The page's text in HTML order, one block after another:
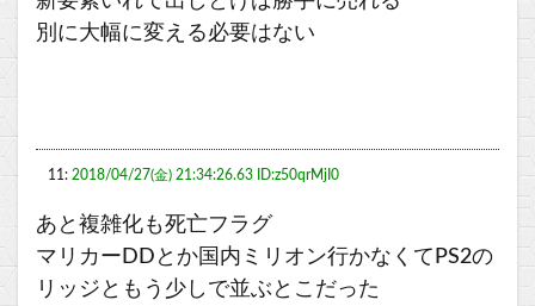
別に大幅に変える必要はない
11: 2018/04/27(金) 21:34:26.63 ID:z50qrMjI0
あと複雑化も死亡フラグ
マリカーDDとか国内ミリオン行かなくてPS2の
リッジともう少しで並ぶとこだった